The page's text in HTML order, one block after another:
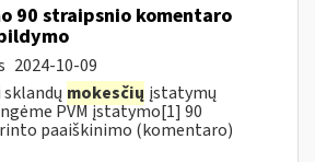
90 straipsnio komentaro
2024-10-09
mokesčių įstatymų
PVM įstatymo[1] 90
paaiškinimo (komentaro)